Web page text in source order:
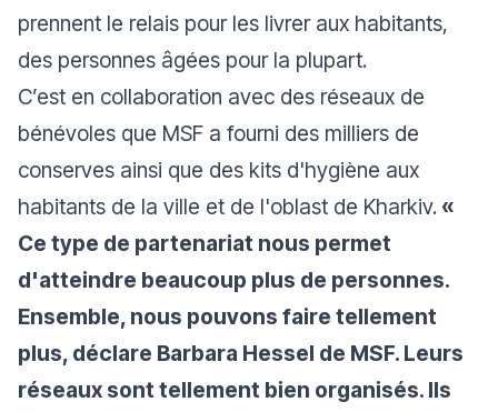
prennent le relais pour les livrer aux habitants,
des personnes âgées pour la plupart.
C’est en collaboration avec des réseaux de
bénévoles que MSF a fourni des milliers de
conserves ainsi que des kits d'hygiène aux
habitants de la ville et de l'oblast de Kharkiv. «
Ce type de partenariat nous permet
d'atteindre beaucoup plus de personnes.
Ensemble, nous pouvons faire tellement
plus, déclare Barbara Hessel de MSF. Leurs
réseaux sont tellement bien organisés. Ils